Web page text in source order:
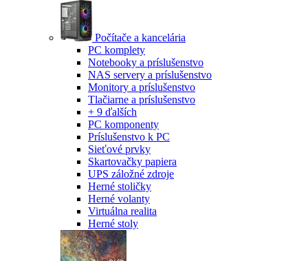
Počítače a kancelária
PC komplety
Notebooky a príslušenstvo
NAS servery a príslušenstvo
Monitory a príslušenstvo
Tlačiarne a príslušenstvo
+ 9 ďalších
PC komponenty
Príslušenstvo k PC
Sieťové prvky
Skartovačky papiera
UPS záložné zdroje
Herné stoličky
Herné volanty
Virtuálna realita
Herné stoly